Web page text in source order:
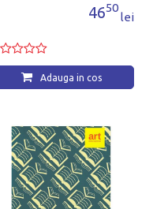
4650
lei
Adauga in cos